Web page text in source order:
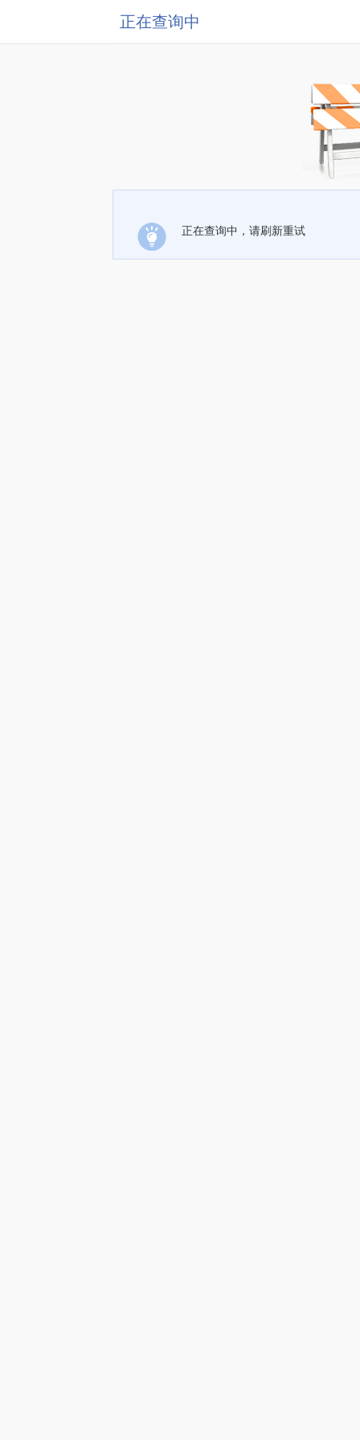
正在查询中
正在查询中，请刷新重试